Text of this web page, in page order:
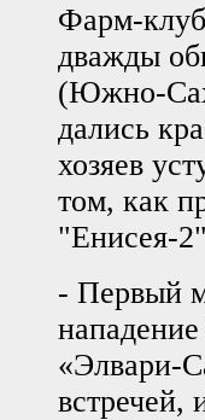
Фарм-
дважды
(Южно-
дались
хозяев
том, как
"Енисея-
- Первый
«Элвари-
встречей,